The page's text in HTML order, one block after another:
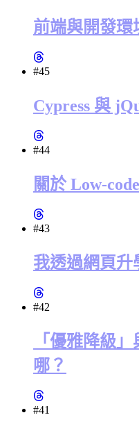
前端與開發環
#45
Cypress 與
#44
關於 Low-
#43
我透過網頁升
#42
「優雅降級
哪？
#41